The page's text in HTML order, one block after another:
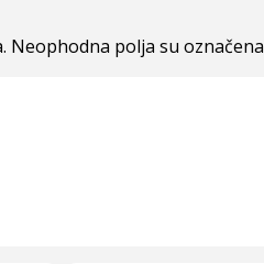
Neophodna polja su označena